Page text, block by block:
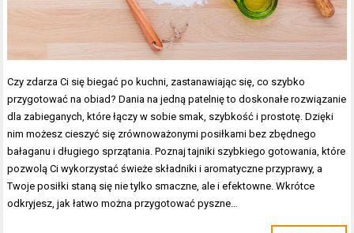
Czy zdarza Ci się biegać po kuchni, zastanawiając się, co szybko
przygotować na obiad? Dania na jedną patelnię to doskonałe rozwiązanie
dla zabieganych, które łączy w sobie smak, szybkość i prostotę. Dzięki
nim możesz cieszyć się zrównoważonymi posiłkami bez zbędnego
bałaganu i długiego sprzątania. Poznaj tajniki szybkiego gotowania, które
pozwolą Ci wykorzystać świeże składniki i aromatyczne przyprawy, a
Twoje posiłki staną się nie tylko smaczne, ale i efektowne. Wkrótce
odkryjesz, jak łatwo można przygotować pyszne…